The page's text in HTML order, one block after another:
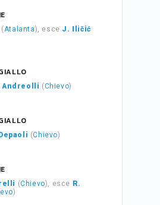
(Atalanta), esce J. Iličić
Andreolli (Chievo)
(Chievo)
(Chievo), esce R.
)